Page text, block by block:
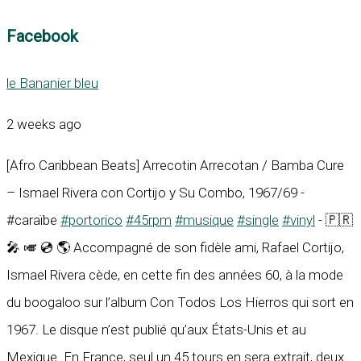
Facebook
le Bananier bleu
2 weeks ago
[Afro Caribbean Beats] Arrecotin Arrecotan / Bamba Cure
– Ismael Rivera con Cortijo y Su Combo, 1967/69 -
#caraïbe #portorico #45rpm #musique #single #vinyl - 🇵🇷
🎤 🎺 💿 🌎 Accompagné de son fidèle ami, Rafael Cortijo,
Ismael Rivera cède, en cette fin des années 60, à la mode
du boogaloo sur l’album Con Todos Los Hierros qui sort en
1967. Le disque n’est publié qu’aux États-Unis et au
Mexique. En France, seul un 45 tours en sera extrait, deux...